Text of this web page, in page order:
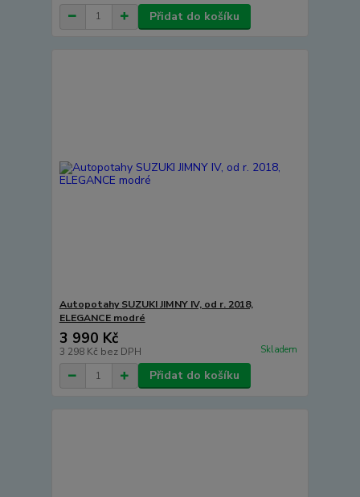
Přidat do košíku
Autopotahy SUZUKI JIMNY IV, od r. 2018,
ELEGANCE modré
3 990 Kč
3 298 Kč bez DPH Skladem
Přidat do košíku